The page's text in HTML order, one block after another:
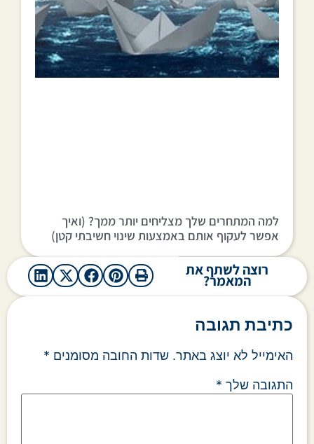
למה המתחרים שלך מצליחים יותר ממך? (ואיך
אפשר לעקוף אותם באמצעות שינוי חשיבתי קטן)
רוצה לשתף את
המאמר?
כתיבת תגובה
האימייל לא יוצג באתר. שדות החובה מסומנים *
התגובה שלך *